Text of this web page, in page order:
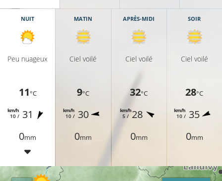
NUIT
Peu nuageux
11°C
10 /
km/h 31
0mm
MATIN
Ciel voilé
9°C
10 /
km/h 30
0mm
APRÈS-MIDI
Ciel voilé
32°C
5 /
km/h28
0mm
SOIR
Ciel voilé
28°C
10 /
km/h 35
0mm